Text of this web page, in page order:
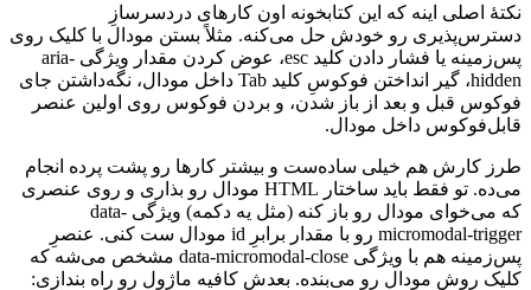
نکتهٔ اصلی اینه که این کتابخونه اون کارهای دردسرسازِ
دسترس‌پذیری رو خودش حل می‌کنه. مثلاً بستن مودال با کلیک روی
پس‌زمینه یا فشار دادن کلید esc، عوض کردن مقدار ویژگی aria-
hidden، گیر انداختن فوکوسِ کلید Tab داخل مودال، نگه‌داشتن جای
فوکوس قبل و بعد از باز شدن، و بردن فوکوس روی اولین عنصر
قابل‌فوکوس داخل مودال.
طرز کارش هم خیلی ساده‌ست و بیشتر کارها رو پشت پرده انجام
می‌ده. تو فقط باید ساختار HTML مودال رو بذاری و روی عنصری
که می‌خوای مودال رو باز کنه (مثل یه دکمه) ویژگی data-
micromodal-trigger رو با مقدار برابرِ id مودال ست کنی. عنصرِ
پس‌زمینه هم با ویژگی data-micromodal-close مشخص می‌شه که
کلیک روش مودال رو می‌بنده. بعدش کافیه ماژول رو راه بندازی: